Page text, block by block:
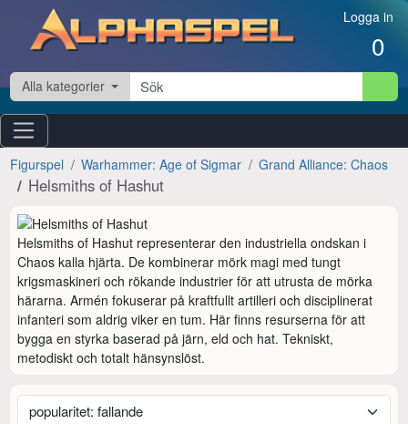
Hoppa till innehåll Logga in
0
Alla kategorier
Figurspel Warhammer: Age of Sigmar Grand Alliance: Chaos
Helsmiths of Hashut
Helsmiths of Hashut representerar den industriella ondskan i
Chaos kalla hjärta. De kombinerar mörk magi med tungt
krigsmaskineri och rökande industrier för att utrusta de mörka
härarna. Armén fokuserar på kraftfullt artilleri och disciplinerat
infanteri som aldrig viker en tum. Här finns resurserna för att
bygga en styrka baserad på järn, eld och hat. Tekniskt,
metodiskt och totalt hänsynslöst.